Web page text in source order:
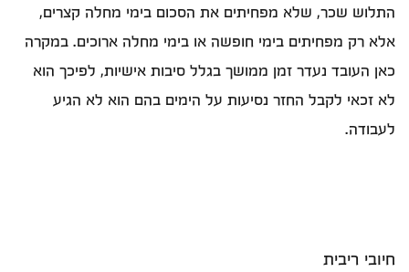
התלוש שכר, שלא מפחיתים את הסכום בימי מחלה קצרים,
אלא רק מפחיתים בימי חופשה או בימי מחלה ארוכים. במקרה
כאן העובד נעדר זמן ממושך בגלל סיבות אישיות, לפיכך הוא
לא זכאי לקבל החזר נסיעות על הימים בהם הוא לא הגיע
לעבודה.
חיובי ריבית